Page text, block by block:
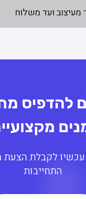
מעיצוב ועד משלוח
להדפיס
לקבלת הצעת
התחייבות